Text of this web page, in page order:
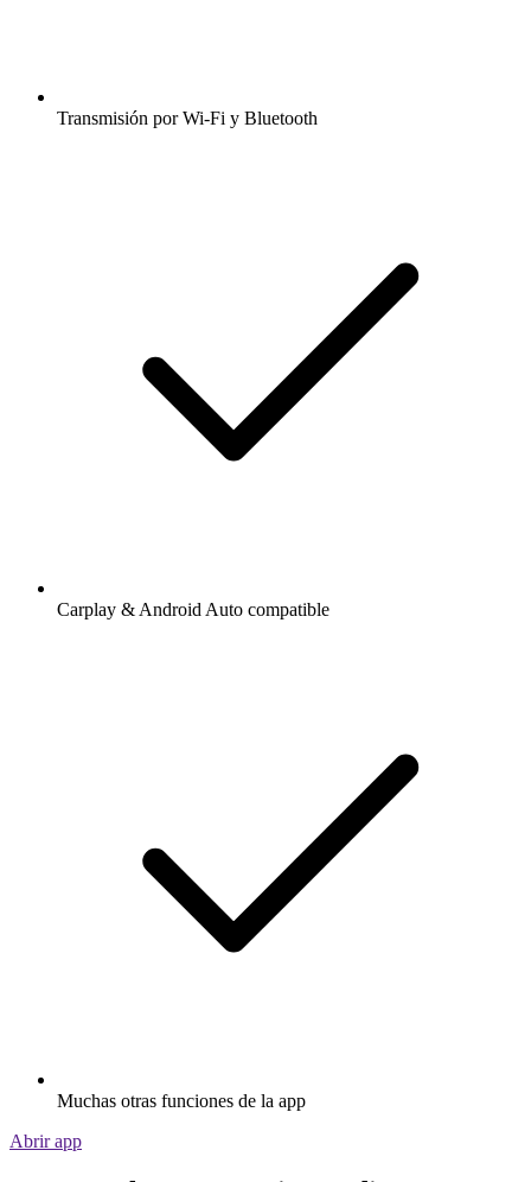
Transmisión por Wi-Fi y Bluetooth
Carplay & Android Auto compatible
Muchas otras funciones de la app
Abrir app